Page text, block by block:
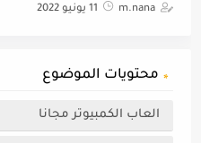
m.nana 11 يونيو 2022
محتويات الموضوع
العاب الكمبيوتر مجانا